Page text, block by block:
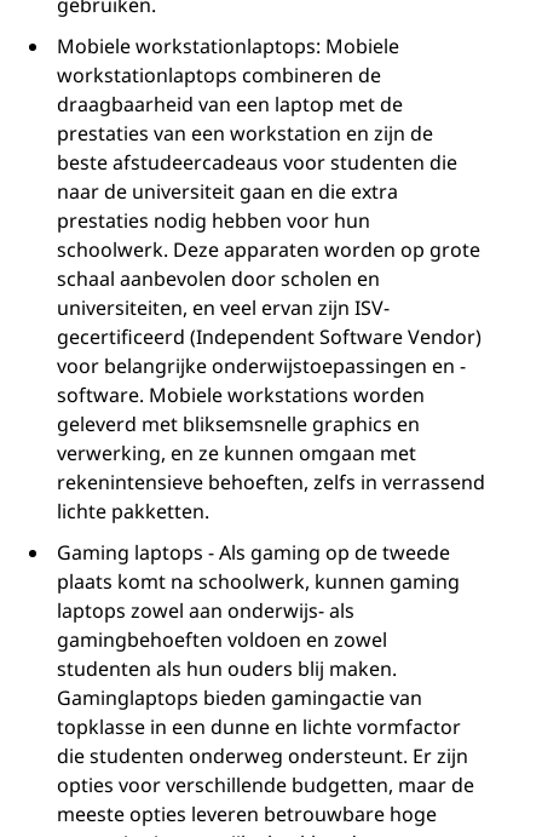
Mobiele workstationlaptops: Mobiele
workstationlaptops combineren de
draagbaarheid van een laptop met de
prestaties van een workstation en zijn de
beste afstudeercadeaus voor studenten die
naar de universiteit gaan en die extra
prestaties nodig hebben voor hun
schoolwerk. Deze apparaten worden op grote
schaal aanbevolen door scholen en
universiteiten, en veel ervan zijn ISV-
gecertificeerd (Independent Software Vendor)
voor belangrijke onderwijstoepassingen en -
software. Mobiele workstations worden
geleverd met bliksemsnelle graphics en
verwerking, en ze kunnen omgaan met
rekenintensieve behoeften, zelfs in verrassend
lichte pakketten.
Gaming laptops - Als gaming op de tweede
plaats komt na schoolwerk, kunnen gaming
laptops zowel aan onderwijs- als
gamingbehoeften voldoen en zowel
studenten als hun ouders blij maken.
Gaminglaptops bieden gamingactie van
topklasse in een dunne en lichte vormfactor
die studenten onderweg ondersteunt. Er zijn
opties voor verschillende budgetten, maar de
meeste opties leveren betrouwbare hoge